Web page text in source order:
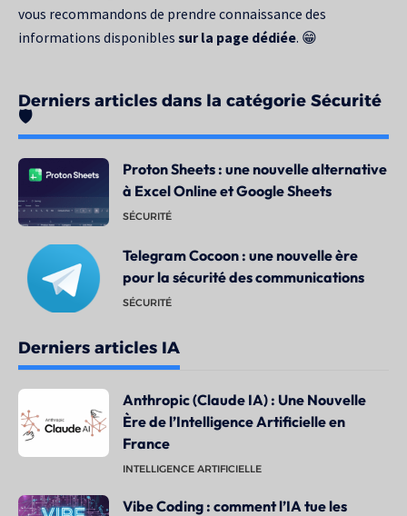
vous recommandons de prendre connaissance des
informations disponibles sur la page dédiée. 😁
Derniers articles dans la catégorie Sécurité
🛡️
Proton Sheets : une nouvelle alternative
à Excel Online et Google Sheets
SÉCURITÉ
Telegram Cocoon : une nouvelle ère
pour la sécurité des communications
SÉCURITÉ
Derniers articles IA
Anthropic (Claude IA) : Une Nouvelle
Ère de l’Intelligence Artificielle en
France
INTELLIGENCE ARTIFICIELLE
Vibe Coding : comment l’IA tue les